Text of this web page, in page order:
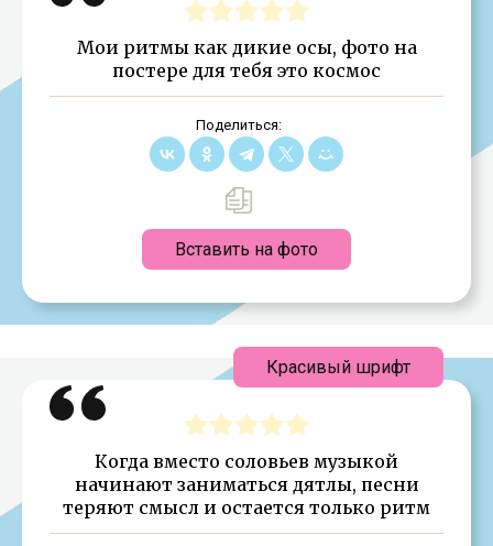
Мои ритмы как дикие осы, фото на
постере для тебя это космос
Поделиться:
Вставить на фото
Когда вместо соловьев музыкой
начинают заниматься дятлы, песни
теряют смысл и остается только ритм
Красивый шрифт